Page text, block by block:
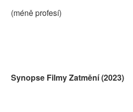
(méně profesí)
Synopse Filmy Zatmění (2023)